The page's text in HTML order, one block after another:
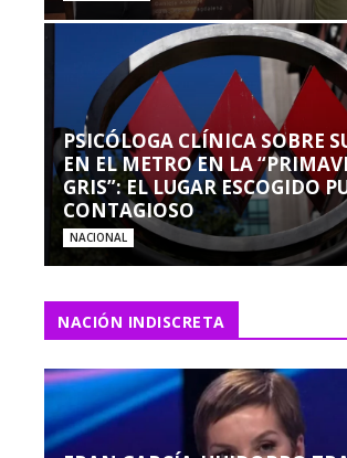
PSICÓLOGA CLÍNICA SOBRE
EN EL METRO EN LA
GRIS”: EL LUGAR ESCOGIDO
CONTAGIOSO
NACIONAL
NACIÓN INDISCRETA